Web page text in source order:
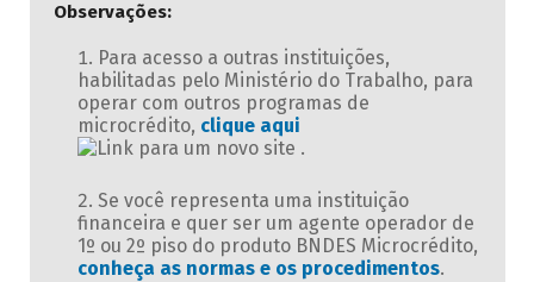
Observações:
Para acesso a outras instituições,
habilitadas pelo Ministério do Trabalho, para
operar com outros programas de
microcrédito, clique aqui
.
Se você representa uma instituição
financeira e quer ser um agente operador de
1º ou 2º piso do produto BNDES Microcrédito,
conheça as normas e os procedimentos.